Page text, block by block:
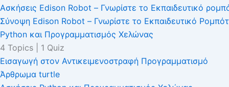
Ασκήσεις Edison Robot – Γνωρίστε το Εκπαιδευτικό
Σύνοψη Edison Robot – Γνωρίστε το Εκπαιδευτικό Ρομπότ
Python και Προγραμματισμός Χελώνας
4 Topics
1 Quiz
Εισαγωγή στον Αντικειμενοστραφή Προγραμματισμό
Άρθρωμα turtle